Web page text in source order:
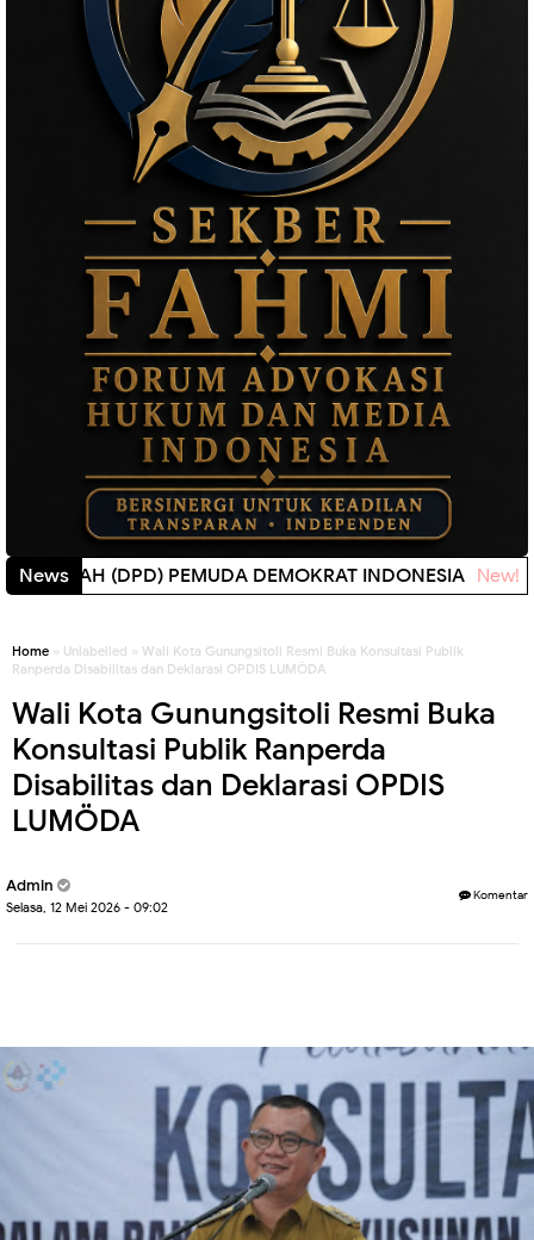
News
DAERAH (DPD) PEMUDA DEMOKRAT INDONESIA New!
Home » Unlabelled » Wali Kota Gunungsitoli Resmi Buka Konsultasi Publik
Ranperda Disabilitas dan Deklarasi OPDIS LUMÖDA
Wali Kota Gunungsitoli Resmi Buka
Konsultasi Publik Ranperda
Disabilitas dan Deklarasi OPDIS
LUMÖDA
Admin
Selasa, 12 Mei 2026 - 09:02
Komentar